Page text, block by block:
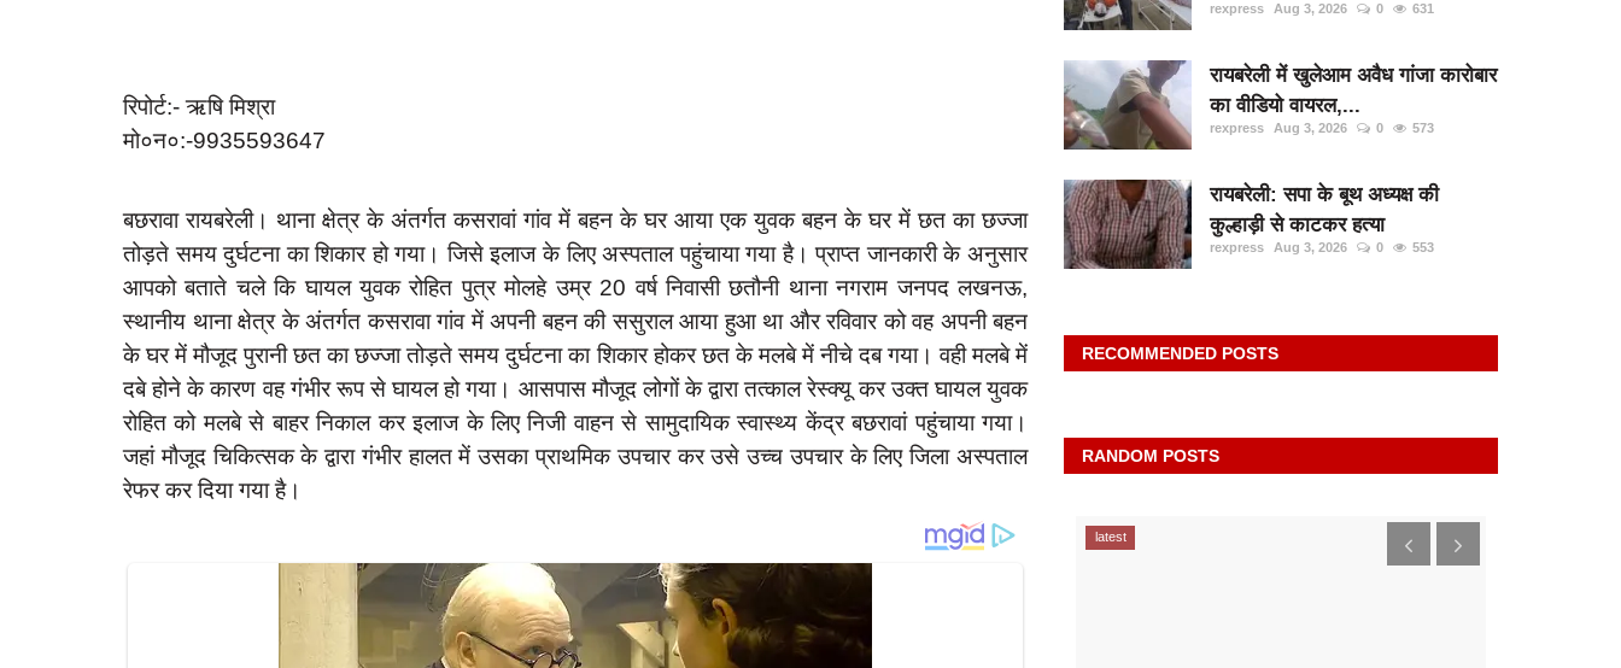
रिपोर्ट:- ऋषि मिश्रा
मो०न०:-9935593647
बछरावा रायबरेली। थाना क्षेत्र के अंतर्गत कसरावां गांव में बहन के घर आया एक युवक बहन के घर में छत का छज्जा
तोड़ते समय दुर्घटना का शिकार हो गया। जिसे इलाज के लिए अस्पताल पहुंचाया गया है। प्राप्त जानकारी के अनुसार
आपको बताते चले कि घायल युवक रोहित पुत्र मोलहे उम्र 20 वर्ष निवासी छतौनी थाना नगराम जनपद लखनऊ,
स्थानीय थाना क्षेत्र के अंतर्गत कसरावा गांव में अपनी बहन की ससुराल आया हुआ था और रविवार को वह अपनी बहन
के घर में मौजूद पुरानी छत का छज्जा तोड़ते समय दुर्घटना का शिकार होकर छत के मलबे में नीचे दब गया। वही मलबे में
दबे होने के कारण वह गंभीर रूप से घायल हो गया। आसपास मौजूद लोगों के द्वारा तत्काल रेस्क्यू कर उक्त घायल युवक
रोहित को मलबे से बाहर निकाल कर इलाज के लिए निजी वाहन से सामुदायिक स्वास्थ्य केंद्र बछरावां पहुंचाया गया।
जहां मौजूद चिकित्सक के द्वारा गंभीर हालत में उसका प्राथमिक उपचार कर उसे उच्च उपचार के लिए जिला अस्पताल
रेफर कर दिया गया है।
rexpress Aug 3, 2026 0 631
रायबरेली में खुलेआम अवैध गांजा कारोबार
का वीडियो वायरल,...
rexpress Aug 3, 2026 0 573
रायबरेली: सपा के बूथ अध्यक्ष की
कुल्हाड़ी से काटकर हत्या
rexpress Aug 3, 2026 0 553
RECOMMENDED POSTS
RANDOM POSTS
latest